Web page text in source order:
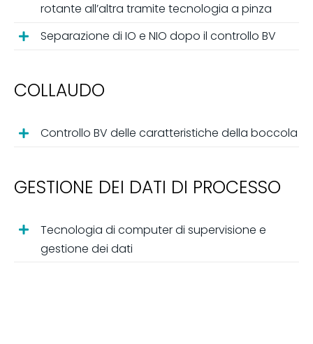
rotante all’altra tramite tecnologia a pinza
Separazione di IO e NIO dopo il controllo BV
COLLAUDO
Controllo BV delle caratteristiche della boccola
GESTIONE DEI DATI DI PROCESSO
Tecnologia di computer di supervisione e
gestione dei dati